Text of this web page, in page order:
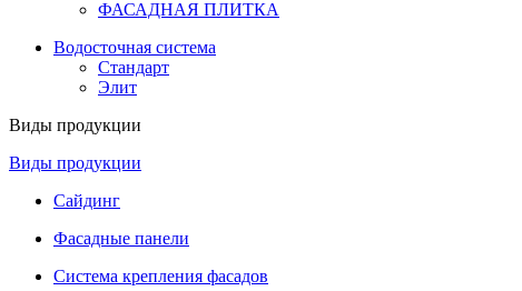
ФАСАДНАЯ ПЛИТКА
Водосточная система
Стандарт
Элит
Виды продукции
Виды продукции
Сайдинг
Фасадные панели
Система крепления фасадов